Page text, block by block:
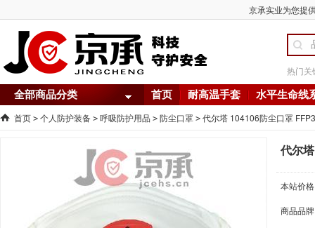
京承实业为您提
热门关
全部商品分类 首页 耐高温手套 水平生命线
首页 > 个人防护装备 > 呼吸防护用品 > 防尘口罩 > 代尔塔 104106防尘口罩
代尔
本站价
商品品